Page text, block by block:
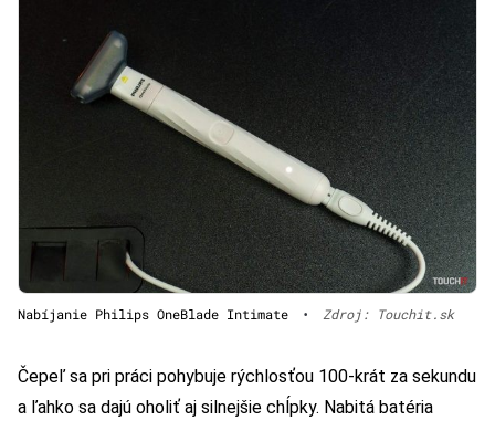
Nabíjanie Philips OneBlade Intimate • Zdroj: Touchit.sk
Čepeľ sa pri práci pohybuje rýchlosťou 100-krát za sekundu
a ľahko sa dajú oholiť aj silnejšie chĺpky. Nabitá batéria